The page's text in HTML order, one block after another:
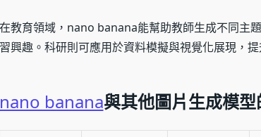
在教育領域，nano banana能幫助教師生成不同主
習興趣。科研則可應用於資料模擬與視覺化展現，提
nano banana與其他圖片生成模